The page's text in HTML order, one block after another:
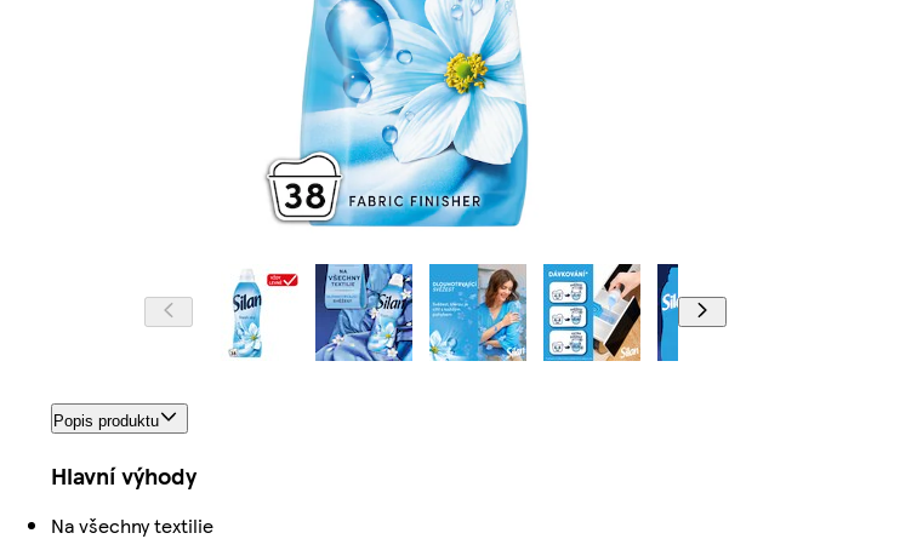
Popis produktu
Hlavní výhody
Na všechny textilie